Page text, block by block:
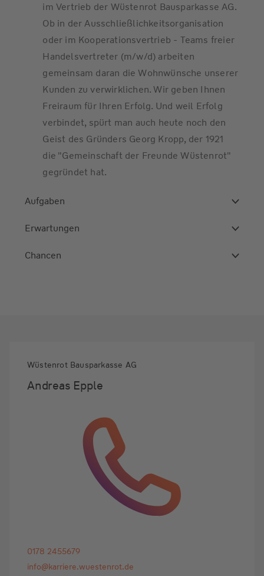
im Vertrieb der Wüstenrot Bausparkasse AG.
Ob in der Ausschließlichkeitsorganisation
oder im Kooperationsvertrieb - Teams freier
Handelsvertreter (m/w/d) arbeiten
gemeinsam daran die Wohnwünsche unserer
Kunden zu verwirklichen. Wir geben Ihnen
Freiraum für Ihren Erfolg. Und weil Erfolg
verbindet, spürt man auch heute noch den
Geist des Gründers Georg Kropp, der 1921
die "Gemeinschaft der Freunde Wüstenrot"
gegründet hat.
Aufgaben
Erwartungen
Chancen
Wüstenrot Bausparkasse AG
Andreas Epple
0178 2455679
info@karriere.wuestenrot.de